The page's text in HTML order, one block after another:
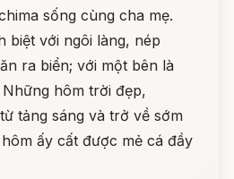
sống cùng cha mẹ.
biệt với ngôi làng, nép
ra biển; với một bên là
hôm trời đẹp,
tảng sáng và trở về sớm
ấy cất được mẻ cá đầy